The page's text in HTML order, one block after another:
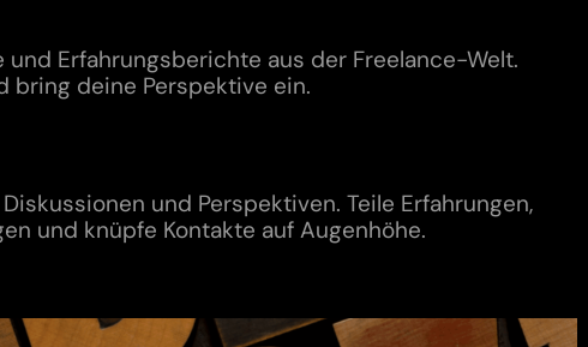
und Erfahrungsberichte aus der Freelance-Welt.
bring deine Perspektive ein.
und Perspektiven. Teile Erfahrungen,
und knüpfe Kontakte auf Augenhöhe.